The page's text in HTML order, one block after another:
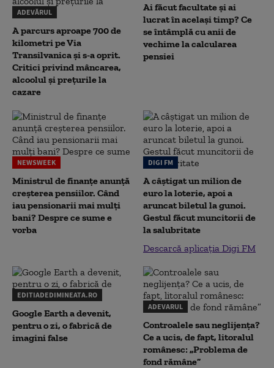
ADEVĂRUL
A parcurs aproape 700 de
kilometri pe Via
Transilvanica și s-a oprit.
Critici privind mâncarea,
alcoolul și prețurile la
cazare
Ai făcut facultate și ai
lucrat în același timp? Ce
se întâmplă cu anii de
vechime la calcularea
pensiei
NEWSWEEK
Ministrul de finanțe anunță
creșterea pensiilor. Când
iau pensionarii mai mulți
bani? Despre ce sume e
vorba
DIGI FM
A câștigat un milion de
euro la loterie, apoi a
aruncat biletul la gunoi.
Gestul făcut muncitorii de
la salubritate
Descarcă aplicația Digi FM
EDITIADEDIMINEATA.RO
Google Earth a devenit,
pentru o zi, o fabrică de
imagini false
ADEVARUL
Controalele sau neglijența?
Ce a ucis, de fapt, litoralul
românesc: „Problema de
fond rămâne”